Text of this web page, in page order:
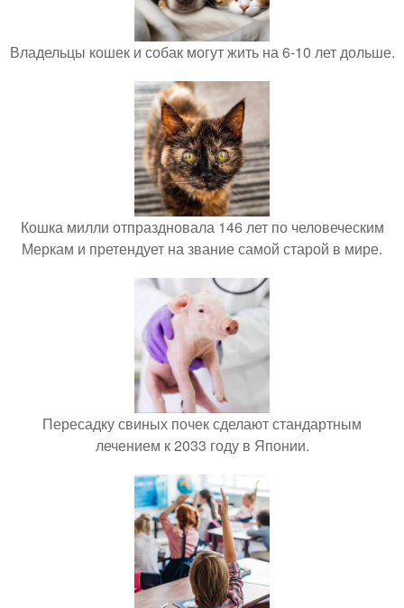
Владельцы кошек и собак могут жить на 6-10 лет дольше.
Кошка милли отпраздновала 146 лет по человеческим
Меркам и претендует на звание самой старой в мире.
Пересадку свиных почек сделают стандартным
лечением к 2033 году в Японии.